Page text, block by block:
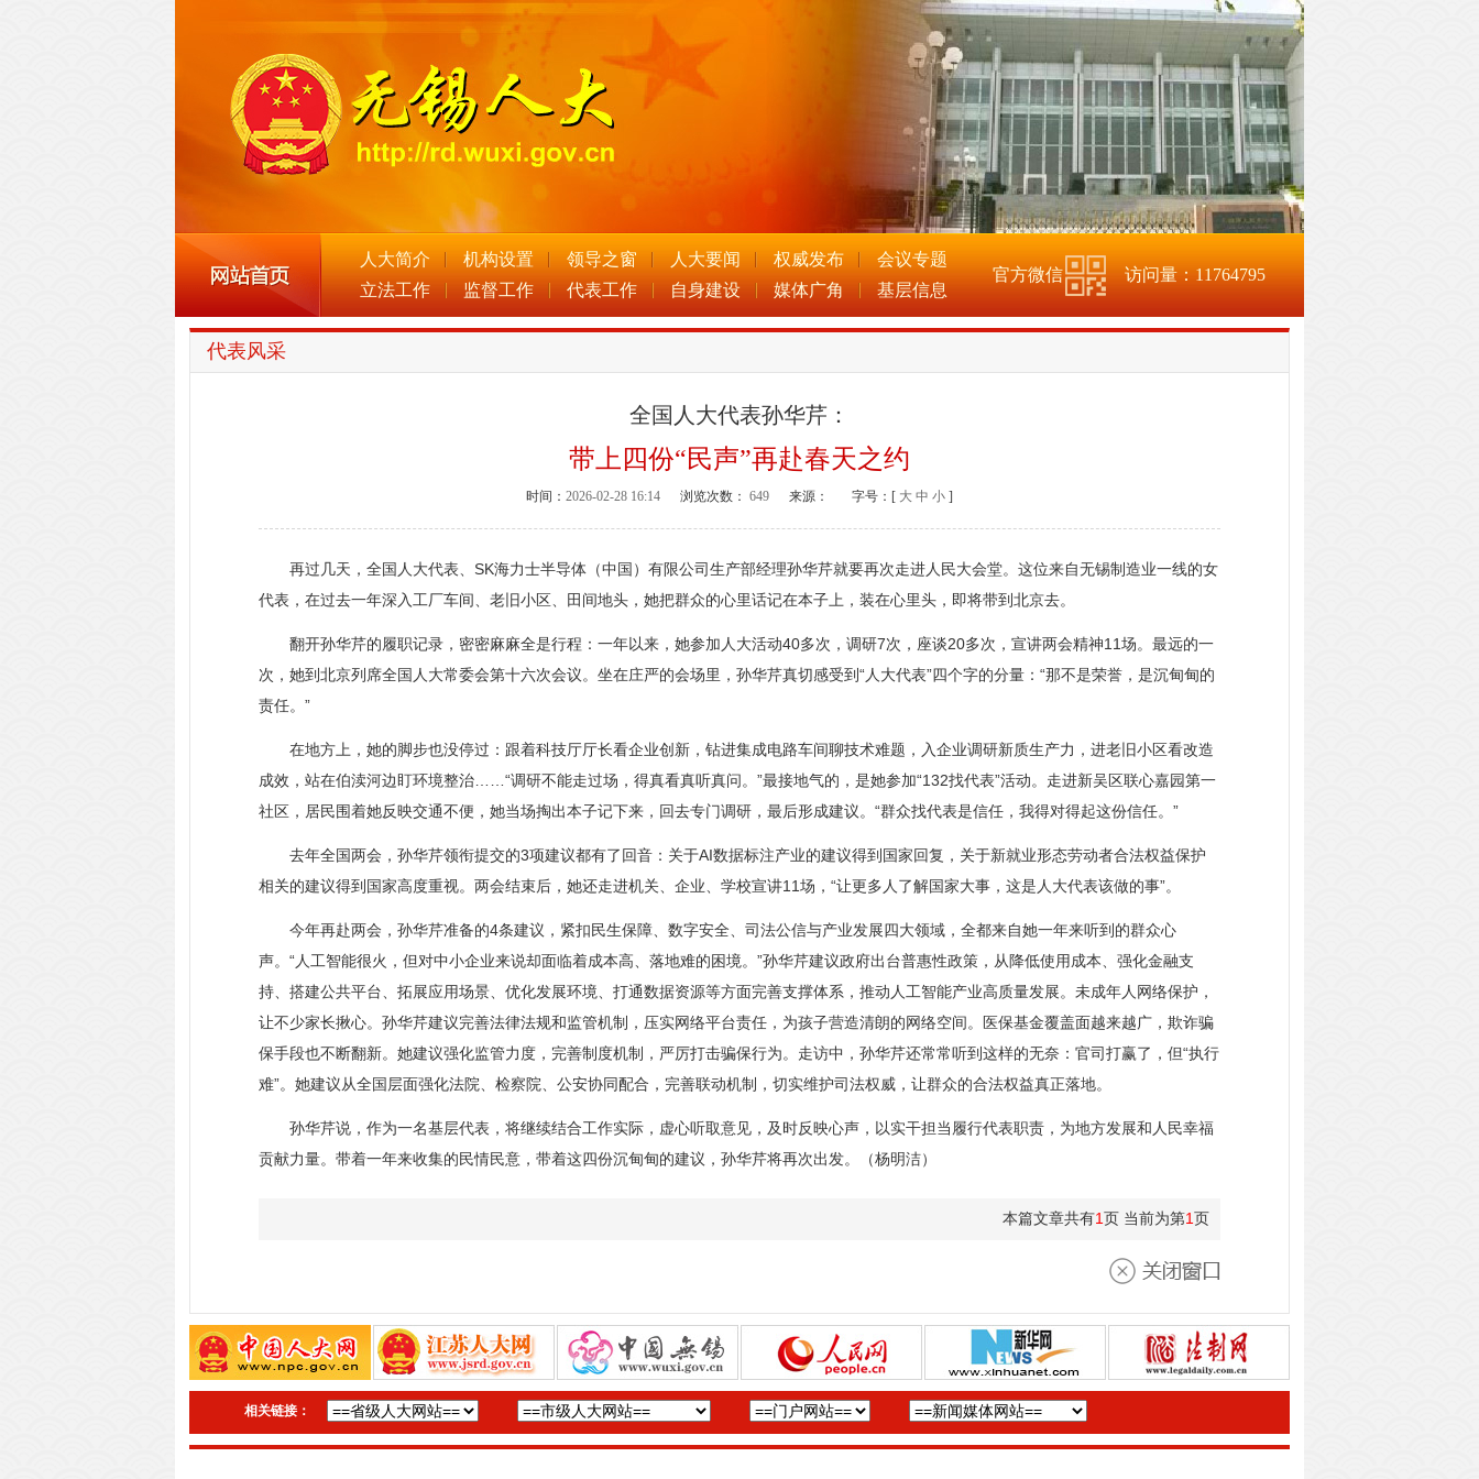
人大简介 机构设置 领导之窗 人大要闻 权威发布
会议专题
立法工作
监督工作 代表工作 自身建设 媒体广角 基层信息
官方微信 访问量： 11764795
代表风采
全国人大代表孙华芹：
带上四份“民声”再赴春天之约
时间： 2026-02-28 16:14 浏览次数： 649 来源： 字号：[ 大 中 小 ]
再过几天，全国人大代表、SK海力士半导体（中国）有限公司生产部经理孙华芹就要再次走进人民大会堂。这位来自无锡制造业一线的女
代表，在过去一年深入工厂车间、老旧小区、田间地头，她把群众的心里话记在本子上，装在心里头，即将带到北京去。
翻开孙华芹的履职记录，密密麻麻全是行程：一年以来，她参加人大活动40多次，调研7次，座谈20多次，宣讲两会精神11场。最远的一
次，她到北京列席全国人大常委会第十六次会议。坐在庄严的会场里，孙华芹真切感受到“人大代表”四个字的分量：“那不是荣誉，是沉甸甸的
责任。”
在地方上，她的脚步也没停过：跟着科技厅厅长看企业创新，钻进集成电路车间聊技术难题，入企业调研新质生产力，进老旧小区看改造
成效，站在伯渎河边盯环境整治……“调研不能走过场，得真看真听真问。”最接地气的，是她参加“132找代表”活动。走进新吴区联心嘉园第一
社区，居民围着她反映交通不便，她当场掏出本子记下来，回去专门调研，最后形成建议。“群众找代表是信任，我得对得起这份信任。”
去年全国两会，孙华芹领衔提交的3项建议都有了回音：关于AI数据标注产业的建议得到国家回复，关于新就业形态劳动者合法权益保护
相关的建议得到国家高度重视。两会结束后，她还走进机关、企业、学校宣讲11场，“让更多人了解国家大事，这是人大代表该做的事”。
今年再赴两会，孙华芹准备的4条建议，紧扣民生保障、数字安全、司法公信与产业发展四大领域，全都来自她一年来听到的群众心
声。“人工智能很火，但对中小企业来说却面临着成本高、落地难的困境。”孙华芹建议政府出台普惠性政策，从降低使用成本、强化金融支
持、搭建公共平台、拓展应用场景、优化发展环境、打通数据资源等方面完善支撑体系，推动人工智能产业高质量发展。未成年人网络保护，
让不少家长揪心。孙华芹建议完善法律法规和监管机制，压实网络平台责任，为孩子营造清朗的网络空间。医保基金覆盖面越来越广，欺诈骗
保手段也不断翻新。她建议强化监管力度，完善制度机制，严厉打击骗保行为。走访中，孙华芹还常常听到这样的无奈：官司打赢了，但“执行
难”。她建议从全国层面强化法院、检察院、公安协同配合，完善联动机制，切实维护司法权威，让群众的合法权益真正落地。
孙华芹说，作为一名基层代表，将继续结合工作实际，虚心听取意见，及时反映心声，以实干担当履行代表职责，为地方发展和人民幸福
贡献力量。带着一年来收集的民情民意，带着这四份沉甸甸的建议，孙华芹将再次出发。（杨明洁）
本篇文章共有1页 当前为第1页
关闭窗口
相关链接：